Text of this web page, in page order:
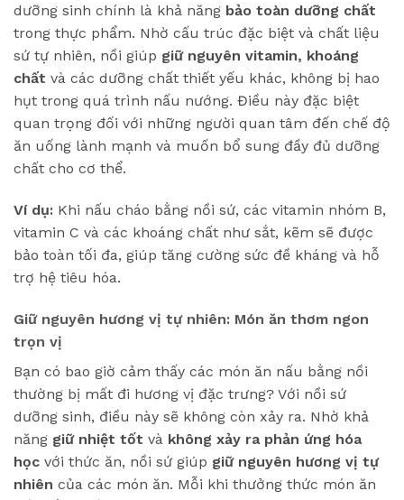
dưỡng sinh chính là khả năng bảo toàn dưỡng chất
trong thực phẩm. Nhờ cấu trúc đặc biệt và chất liệu
sứ tự nhiên, nồi giúp giữ nguyên vitamin, khoáng
chất và các dưỡng chất thiết yếu khác, không bị hao
hụt trong quá trình nấu nướng. Điều này đặc biệt
quan trọng đối với những người quan tâm đến chế độ
ăn uống lành mạnh và muốn bổ sung đầy đủ dưỡng
chất cho cơ thể.
Ví dụ: Khi nấu cháo bằng nồi sứ, các vitamin nhóm B,
vitamin C và các khoáng chất như sắt, kẽm sẽ được
bảo toàn tối đa, giúp tăng cường sức đề kháng và hỗ
trợ hệ tiêu hóa.
Giữ nguyên hương vị tự nhiên: Món ăn thơm ngon
trọn vị
Bạn có bao giờ cảm thấy các món ăn nấu bằng nồi
thường bị mất đi hương vị đặc trưng? Với nồi sứ
dưỡng sinh, điều này sẽ không còn xảy ra. Nhờ khả
năng giữ nhiệt tốt và không xảy ra phản ứng hóa
học với thức ăn, nồi sứ giúp giữ nguyên hương vị tự
nhiên của các món ăn. Mỗi khi thưởng thức món ăn